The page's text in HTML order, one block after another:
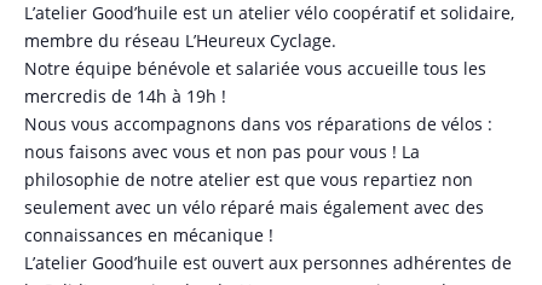
L’atelier Good’huile est un atelier vélo coopératif et solidaire,
membre du réseau L’Heureux Cyclage.
Notre équipe bénévole et salariée vous accueille tous les
mercredis de 14h à 19h !
Nous vous accompagnons dans vos réparations de vélos :
nous faisons avec vous et non pas pour vous ! La
philosophie de notre atelier est que vous repartiez non
seulement avec un vélo réparé mais également avec des
connaissances en mécanique !
L’atelier Good’huile est ouvert aux personnes adhérentes de